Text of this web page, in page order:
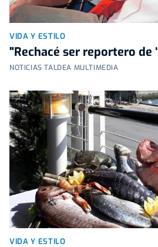
VIDA Y ESTILO
"Rechacé ser reportero de
NOTICIAS TALDEA MULTIMEDIA
VIDA Y ESTILO